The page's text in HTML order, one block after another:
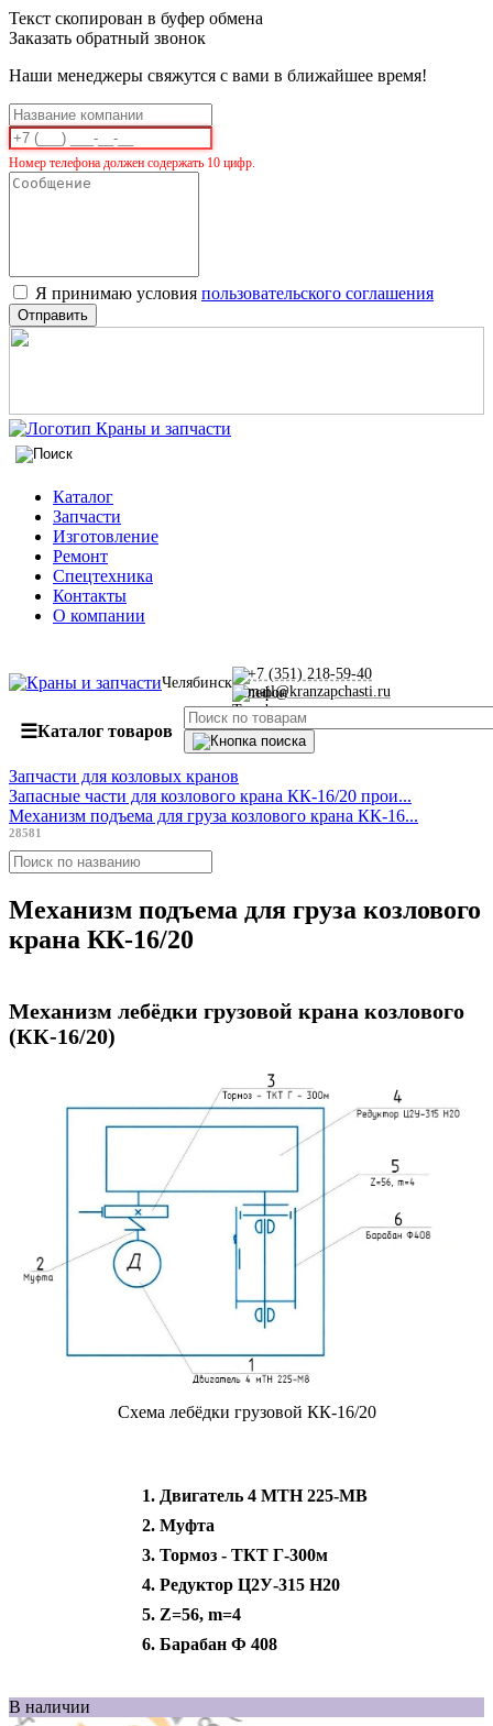
Текст скопирован в буфер обмена
Заказать обратный звонок
Наши менеджеры свяжутся с вами в ближайшее время!
Номер телефона должен содержать 10 цифр.
Я принимаю условия пользовательского соглашения
Отправить
Каталог
Запчасти
Изготовление
Ремонт
Спецтехника
Контакты
О компании
Челябинск
+7 (351) 218-59-40
mail@kranzapchasti.ru
☰Каталог товаров
Запчасти для козловых кранов
Запасные части для козлового крана КК-16/20 прои...
Механизм подъема для груза козлового крана КК-16...
28581
Механизм подъема для груза козлового
крана КК-16/20
Механизм лебёдки грузовой крана козлового
(КК-16/20)
Схема лебёдки грузовой КК-16/20
Двигатель 4 МТН 225-МВ
Муфта
Тормоз - ТКТ Г-300м
Редуктор Ц2У-315 Н20
Z=56, m=4
Барабан Ф 408
В наличии